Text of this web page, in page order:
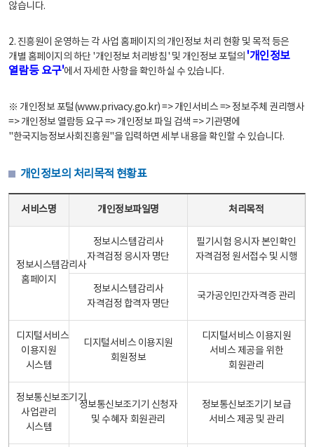
않습니다.
2. 진흥원이 운영하는 각 사업 홈페이지의 개인정보 처리 현황 및 목적 등은
개별 홈페이지의 하단 '개인정보 처리방침' 및 개인정보 포털의 '개인정보
열람등 요구'에서 자세한 사항을 확인하실 수 있습니다.
※ 개인정보 포털(www.privacy.go.kr) => 개인서비스 => 정보주체 권리행사
=> 개인정보 열람등 요구 => 개인정보 파일 검색 => 기관명에
"한국지능정보사회진흥원"을 입력하면 세부 내용을 확인할 수 있습니다.
개인정보의 처리목적 현황표
서비스명 개인정보파일명 처리목적
정보시스템감리사
홈페이지
정보시스템감리사
자격검정 응시자 명단
필기시험 응시자 본인확인
자격검정 원서접수 및 시행
정보시스템감리사
자격검정 합격자 명단
국가공인민간자격증 관리
디지털서비스
이용지원
시스템
디지털서비스 이용지원
회원정보
디지털서비스 이용지원
서비스 제공을 위한
회원관리
정보통신보조기기
사업관리
시스템
정보통신보조기기 신청자
및 수혜자 회원관리
정보통신보조기기 보급
서비스 제공 및 관리